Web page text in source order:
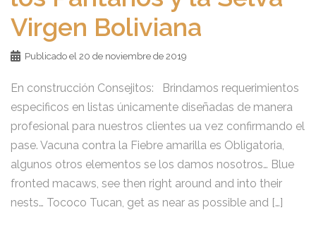
Virgen Boliviana
Publicado el 20 de noviembre de 2019
En construcción Consejitos: Brindamos requerimientos
especificos en listas únicamente diseñadas de manera
profesional para nuestros clientes ua vez confirmando el
pase. Vacuna contra la Fiebre amarilla es Obligatoria,
algunos otros elementos se los damos nosotros… Blue
fronted macaws, see then right around and into their
nests… Tococo Tucan, get as near as possible and […]